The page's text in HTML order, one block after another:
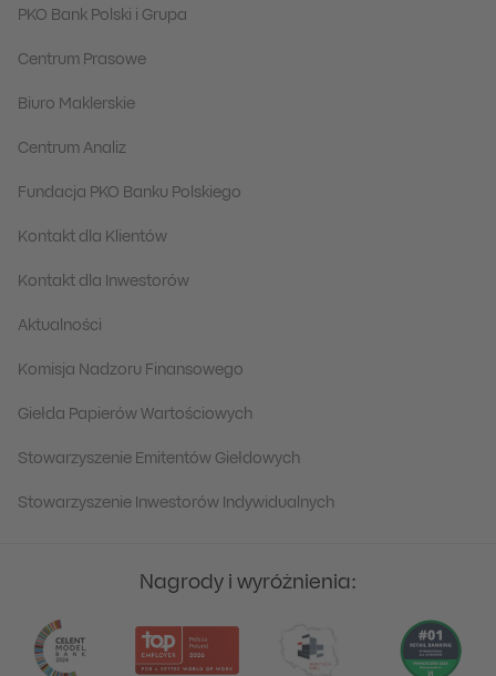
PKO Bank Polski i Grupa
Centrum Prasowe
Biuro Maklerskie
Centrum Analiz
Fundacja PKO Banku Polskiego
Kontakt dla Klientów
Kontakt dla Inwestorów
Aktualności
Komisja Nadzoru Finansowego
Giełda Papierów Wartościowych
Stowarzyszenie Emitentów Giełdowych
Stowarzyszenie Inwestorów Indywidualnych
Nagrody i wyróżnienia: